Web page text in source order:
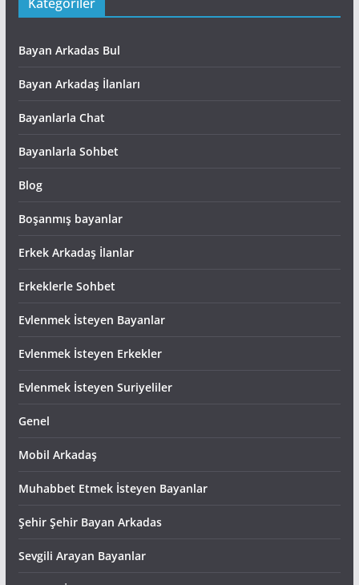
Bayan Arkadas Bul
Bayan Arkadaş İlanları
Bayanlarla Chat
Bayanlarla Sohbet
Blog
Boşanmış bayanlar
Erkek Arkadaş İlanlar
Erkeklerle Sohbet
Evlenmek İsteyen Bayanlar
Evlenmek İsteyen Erkekler
Evlenmek İsteyen Suriyeliler
Genel
Mobil Arkadaş
Muhabbet Etmek İsteyen Bayanlar
Şehir Şehir Bayan Arkadas
Sevgili Arayan Bayanlar